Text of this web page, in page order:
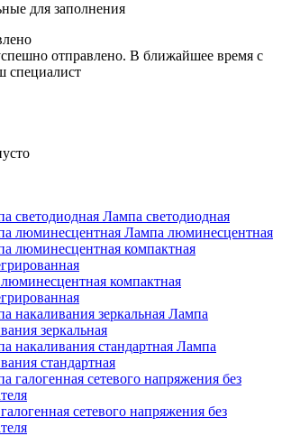
для заполнения
отправлено. В ближайшее время с
специалист
Лампа светодиодная
Лампа люминесцентная
компактная
Лампа
зеркальная
Лампа
стандартная
сетевого напряжения без